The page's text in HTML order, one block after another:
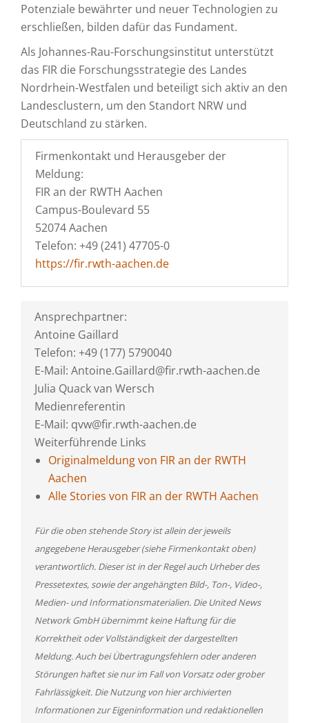
Potenziale bewährter und neuer Technologien zu
erschließen, bilden dafür das Fundament.
Als Johannes-Rau-Forschungsinstitut unterstützt
das FIR die Forschungsstrategie des Landes
Nordrhein-Westfalen und beteiligt sich aktiv an den
Landesclustern, um den Standort NRW und
Deutschland zu stärken.
Firmenkontakt und Herausgeber der
Meldung:
FIR an der RWTH Aachen
Campus-Boulevard 55
52074 Aachen
Telefon: +49 (241) 47705-0
https://fir.rwth-aachen.de
Ansprechpartner:
Antoine Gaillard
Telefon: +49 (177) 5790040
E-Mail: Antoine.Gaillard@fir.rwth-aachen.de
Julia Quack van Wersch
Medienreferentin
E-Mail: qvw@fir.rwth-aachen.de
Weiterführende Links
Originalmeldung von FIR an der RWTH
Aachen
Alle Stories von FIR an der RWTH Aachen
Für die oben stehende Story ist allein der jeweils
angegebene Herausgeber (siehe Firmenkontakt oben)
verantwortlich. Dieser ist in der Regel auch Urheber des
Pressetextes, sowie der angehängten Bild-, Ton-, Video-,
Medien- und Informationsmaterialien. Die United News
Network GmbH übernimmt keine Haftung für die
Korrektheit oder Vollständigkeit der dargestellten
Meldung. Auch bei Übertragungsfehlern oder anderen
Störungen haftet sie nur im Fall von Vorsatz oder grober
Fahrlässigkeit. Die Nutzung von hier archivierten
Informationen zur Eigeninformation und redaktionellen